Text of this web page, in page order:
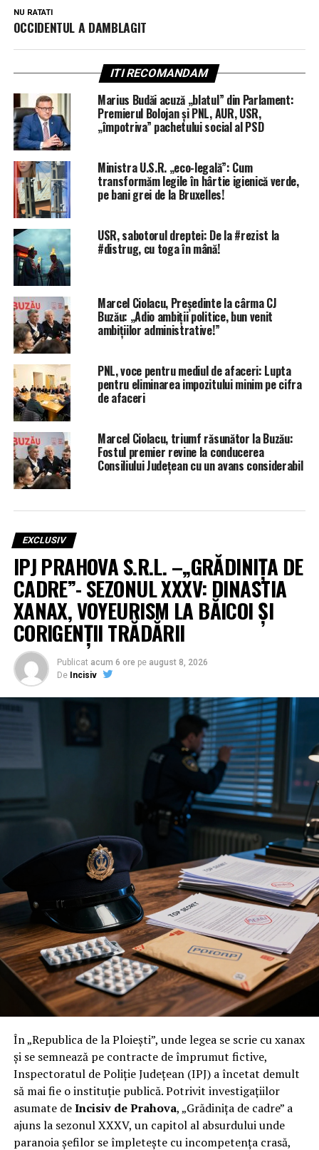
NU RATATI
OCCIDENTUL A DAMBLAGIT
ITI RECOMANDAM
Marius Budăi acuză „blatul” din Parlament:
Premierul Bolojan și PNL, AUR, USR,
„împotriva” pachetului social al PSD
Ministra U.S.R. „eco-legală”: Cum
transformăm legile în hârtie igienică verde,
pe bani grei de la Bruxelles!
USR, sabotorul dreptei: De la #rezist la
#distrug, cu toga în mână!
Marcel Ciolacu, Președinte la cârma CJ
Buzău: „Adio ambiții politice, bun venit
ambițiilor administrative!”
PNL, voce pentru mediul de afaceri: Lupta
pentru eliminarea impozitului minim pe cifra
de afaceri
Marcel Ciolacu, triumf răsunător la Buzău:
Fostul premier revine la conducerea
Consiliului Județean cu un avans considerabil
EXCLUSIV
IPJ PRAHOVA S.R.L. –„GRĂDINIȚA DE
CADRE”- SEZONUL XXXV: DINASTIA
XANAX, VOYEURISM LA BĂICOI ȘI
CORIGENȚII TRĂDĂRII
Publicat acum 6 ore pe august 8, 2026
De Incisiv
În „Republica de la Ploiești”, unde legea se scrie cu xanax
și se semnează pe contracte de împrumut fictive,
Inspectoratul de Poliție Județean (IPJ) a încetat demult
să mai fie o instituție publică. Potrivit investigațiilor
asumate deIncisiv de Prahova, „Grădinița de cadre” a
ajuns la sezonul XXXV, un capitol al absurdului unde
paranoia șefilor se împletește cu incompetența crasă,